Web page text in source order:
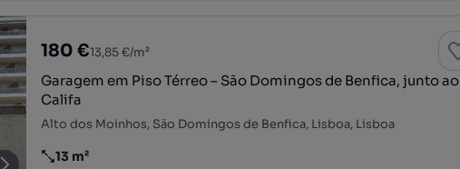
180 €13,85 €/m²
Garagem em Piso Térreo – São Domingos de Benfica, junto ao
Califa
Alto dos Moinhos, São Domingos de Benfica, Lisboa, Lisboa
Preço por metro quadrado
13 m²